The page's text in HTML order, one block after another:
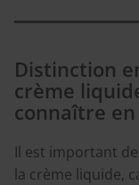
Distinction
crème
connaître
Il est important
la crème liquide,